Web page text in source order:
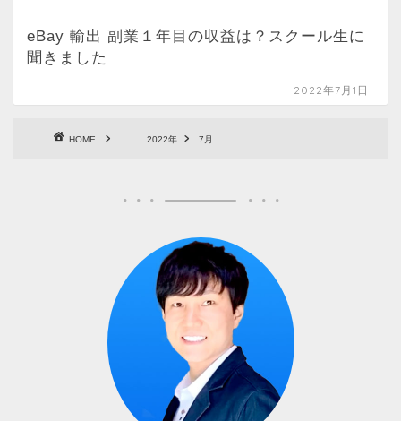
eBay 輸出 副業１年目の収益は？スクール生に
聞きました
2022年7月1日
HOME 2022年 7月